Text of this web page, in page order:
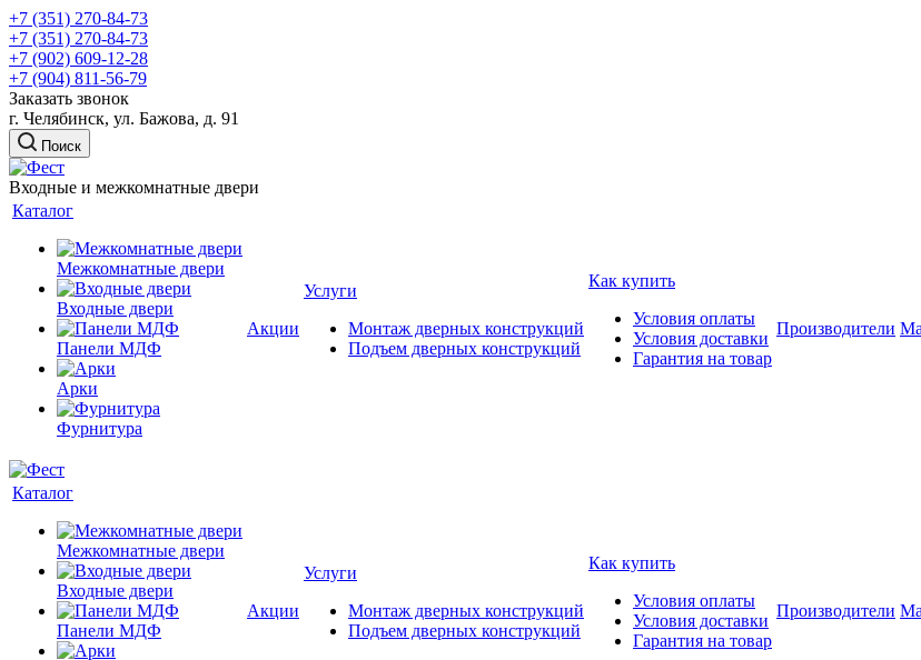
+7 (351) 270-84-73
+7 (351) 270-84-73
+7 (902) 609-12-28
+7 (904) 811-56-79
Заказать звонок
г. Челябинск, ул. Бажова, д. 91
Поиск
Входные и межкомнатные двери
Каталог
Межкомнатные двери
Входные двери
Панели МДФ
Арки
Фурнитура
Акции
Услуги
Монтаж дверных конструкций
Подъем дверных конструкций
Как купить
Условия оплаты
Условия доставки
Гарантия на товар
Производители
Каталог
Межкомнатные двери
Входные двери
Панели МДФ
Акции
Услуги
Монтаж дверных конструкций
Подъем дверных конструкций
Как купить
Условия оплаты
Условия доставки
Гарантия на товар
Производители